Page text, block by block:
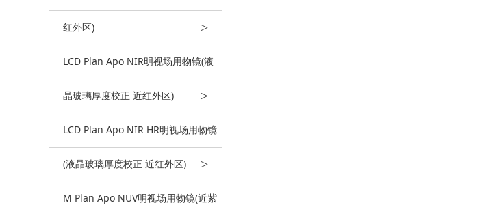
红外区) >
LCD Plan Apo NIR明视场用物镜(液
晶玻璃厚度校正 近红外区) >
LCD Plan Apo NIR HR明视场用物镜
(液晶玻璃厚度校正 近红外区) >
M Plan Apo NUV明视场用物镜(近紫